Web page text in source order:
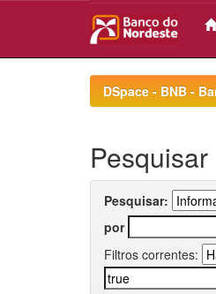
DSpace - BNB -
Pesquisar
Pesquisar:
por
Filtros correntes: